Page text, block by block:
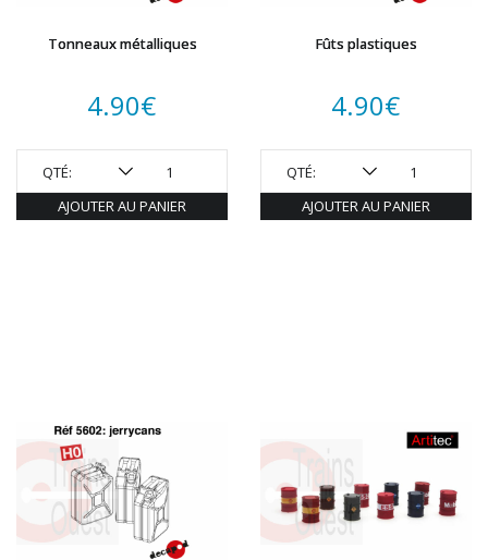
Tonneaux métalliques
4.90€
QTÉ:
AJOUTER AU PANIER
Fûts plastiques
4.90€
QTÉ:
AJOUTER AU PANIER